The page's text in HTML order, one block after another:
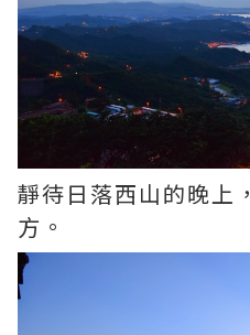
靜待日落西山的晚上
方。